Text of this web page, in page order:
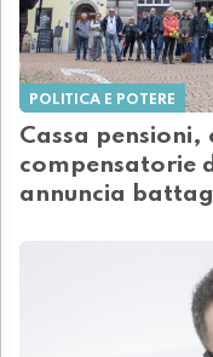
POLITICA E POTERE
Cassa pensioni,
compensatorie
annuncia